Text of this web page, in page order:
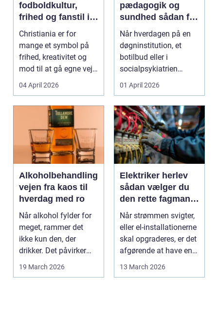
fodboldkultur,
frihed og fanstil i
ét
Christiania er for
mange et symbol på
frihed, kreativitet og
mod til at gå egne veje.
Den samme ånd ...
04 April 2026
pædagogik og
sundhed sådan får
du den rette hjælp
Når hverdagen på en
døgninstitution, et
botilbud eller i
socialpsykiatrien
pludselig ændrer sig,
kan...
01 April 2026
Alkoholbehandling
vejen fra kaos til
hverdag med ro
Når alkohol fylder for
meget, rammer det
ikke kun den, der
drikker. Det påvirker
også familie, arbej...
19 March 2026
Elektriker herlev
sådan vælger du
den rette fagmand
til dine el-opgaver
Når strømmen svigter,
eller el-installationerne
skal opgraderes, er det
afgørende at have en
pålidel...
13 March 2026